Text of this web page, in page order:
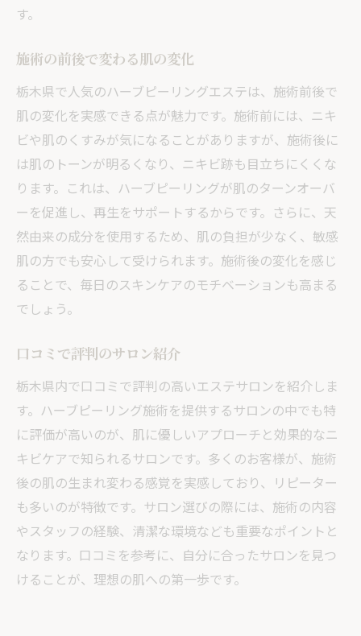
す。
施術の前後で変わる肌の変化
栃木県で人気のハーブピーリングエステは、施術前後で
肌の変化を実感できる点が魅力です。施術前には、ニキ
ビや肌のくすみが気になることがありますが、施術後に
は肌のトーンが明るくなり、ニキビ跡も目立ちにくくな
ります。これは、ハーブピーリングが肌のターンオーバ
ーを促進し、再生をサポートするからです。さらに、天
然由来の成分を使用するため、肌の負担が少なく、敏感
肌の方でも安心して受けられます。施術後の変化を感じ
ることで、毎日のスキンケアのモチベーションも高まる
でしょう。
口コミで評判のサロン紹介
栃木県内で口コミで評判の高いエステサロンを紹介しま
す。ハーブピーリング施術を提供するサロンの中でも特
に評価が高いのが、肌に優しいアプローチと効果的なニ
キビケアで知られるサロンです。多くのお客様が、施術
後の肌の生まれ変わる感覚を実感しており、リピーター
も多いのが特徴です。サロン選びの際には、施術の内容
やスタッフの経験、清潔な環境なども重要なポイントと
なります。口コミを参考に、自分に合ったサロンを見つ
けることが、理想の肌への第一歩です。